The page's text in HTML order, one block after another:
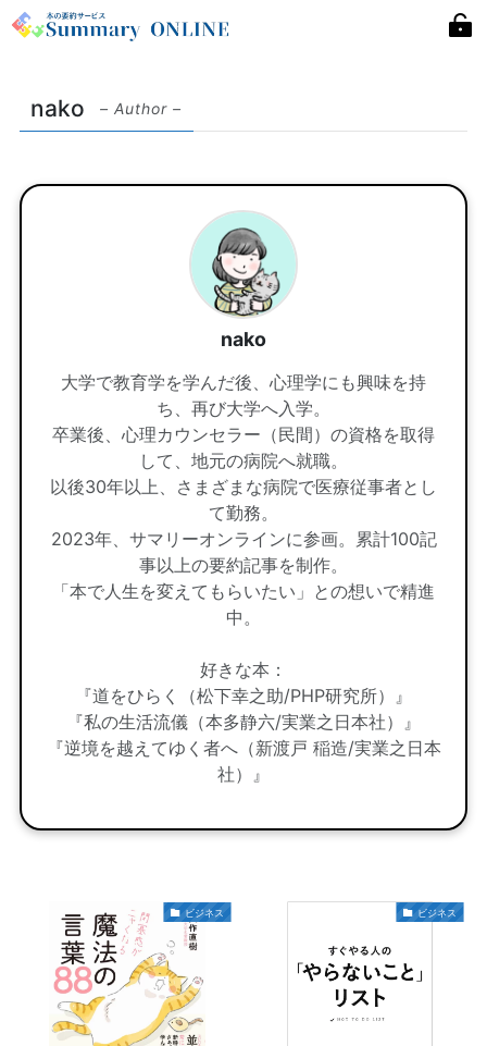
nako – Author –
nako
大学で教育学を学んだ後、心理学にも興味を持
ち、再び大学へ入学。
卒業後、心理カウンセラー（民間）の資格を取得
して、地元の病院へ就職。
以後30年以上、さまざまな病院で医療従事者とし
て勤務。
2023年、サマリーオンラインに参画。累計100記
事以上の要約記事を制作。
「本で人生を変えてもらいたい」との想いで精進
中。
好きな本：
『道をひらく（松下幸之助/PHP研究所）』
『私の生活流儀（本多静六/実業之日本社）』
『逆境を越えてゆく者へ（新渡戸 稲造/実業之日本
社）』
ビジネス ビジネス